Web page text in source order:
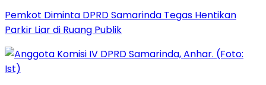
Pemkot Diminta DPRD Samarinda Tegas Hentikan
Parkir Liar di Ruang Publik